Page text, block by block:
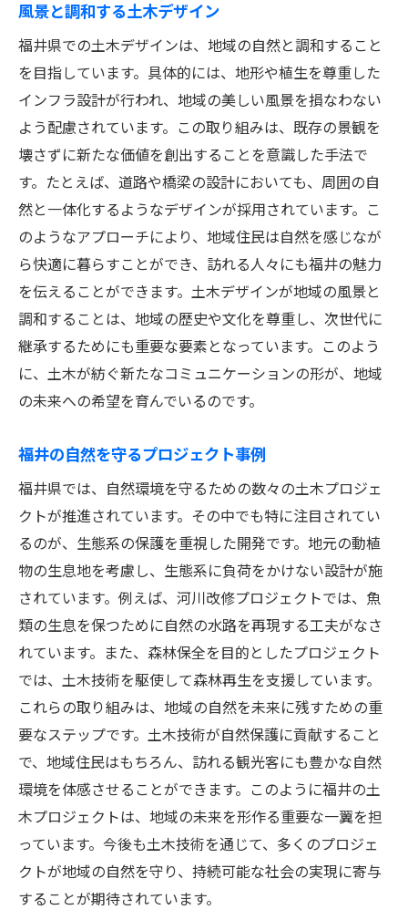
風景と調和する土木デザイン
福井県での土木デザインは、地域の自然と調和すること
を目指しています。具体的には、地形や植生を尊重した
インフラ設計が行われ、地域の美しい風景を損なわない
よう配慮されています。この取り組みは、既存の景観を
壊さずに新たな価値を創出することを意識した手法で
す。たとえば、道路や橋梁の設計においても、周囲の自
然と一体化するようなデザインが採用されています。こ
のようなアプローチにより、地域住民は自然を感じなが
ら快適に暮らすことができ、訪れる人々にも福井の魅力
を伝えることができます。土木デザインが地域の風景と
調和することは、地域の歴史や文化を尊重し、次世代に
継承するためにも重要な要素となっています。このよう
に、土木が紡ぐ新たなコミュニケーションの形が、地域
の未来への希望を育んでいるのです。
福井の自然を守るプロジェクト事例
福井県では、自然環境を守るための数々の土木プロジェ
クトが推進されています。その中でも特に注目されてい
るのが、生態系の保護を重視した開発です。地元の動植
物の生息地を考慮し、生態系に負荷をかけない設計が施
されています。例えば、河川改修プロジェクトでは、魚
類の生息を保つために自然の水路を再現する工夫がなさ
れています。また、森林保全を目的としたプロジェクト
では、土木技術を駆使して森林再生を支援しています。
これらの取り組みは、地域の自然を未来に残すための重
要なステップです。土木技術が自然保護に貢献すること
で、地域住民はもちろん、訪れる観光客にも豊かな自然
環境を体感させることができます。このように福井の土
木プロジェクトは、地域の未来を形作る重要な一翼を担
っています。今後も土木技術を通じて、多くのプロジェ
クトが地域の自然を守り、持続可能な社会の実現に寄与
することが期待されています。